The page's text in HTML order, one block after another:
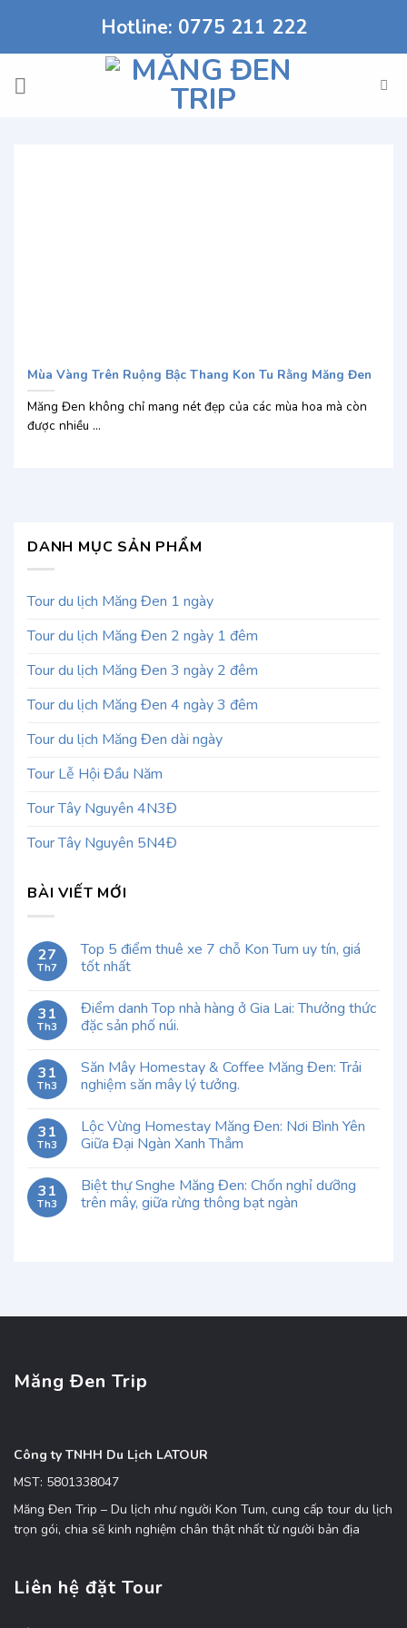
nội
dung
Hotline: 0775 211 222
Mùa Vàng Trên Ruộng Bậc Thang Kon Tu Rằng Măng Đen
Măng Đen không chỉ mang nét đẹp của các mùa hoa mà còn
được nhiều ...
DANH MỤC SẢN PHẨM
Tour du lịch Măng Đen 1 ngày
Tour du lịch Măng Đen 2 ngày 1 đêm
Tour du lịch Măng Đen 3 ngày 2 đêm
Tour du lịch Măng Đen 4 ngày 3 đêm
Tour du lịch Măng Đen dài ngày
Tour Lễ Hội Đầu Năm
Tour Tây Nguyên 4N3Đ
Tour Tây Nguyên 5N4Đ
BÀI VIẾT MỚI
27
Th7
Top 5 điểm thuê xe 7 chỗ Kon Tum uy tín, giá
tốt nhất
31
Th3
Điểm danh Top nhà hàng ở Gia Lai: Thưởng thức
đặc sản phố núi.
31
Th3
Săn Mây Homestay & Coffee Măng Đen: Trải
nghiệm săn mây lý tưởng.
31
Th3
Lộc Vừng Homestay Măng Đen: Nơi Bình Yên
Giữa Đại Ngàn Xanh Thẳm
31
Th3
Biệt thự Snghe Măng Đen: Chốn nghỉ dưỡng
trên mây, giữa rừng thông bạt ngàn
Măng Đen Trip
Công ty TNHH Du Lịch LATOUR
MST: 5801338047
Măng Đen Trip – Du lịch như người Kon Tum, cung cấp tour du lịch
trọn gói, chia sẽ kinh nghiệm chân thật nhất từ người bản địa
Liên hệ đặt Tour